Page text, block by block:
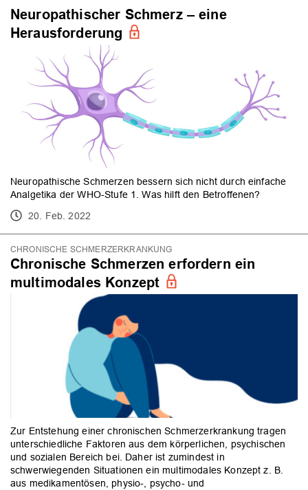
Neuropathischer Schmerz – eine
Herausforderung
Neuropathische Schmerzen bessern sich nicht durch einfache
Analgetika der WHO-Stufe 1. Was hilft den Betroffenen?
20. Feb. 2022
CHRONISCHE SCHMERZERKRANKUNG
Chronische Schmerzen erfordern ein
multimodales Konzept
Zur Entstehung einer chronischen Schmerzerkrankung tragen
unterschiedliche Faktoren aus dem körperlichen, psychischen
und sozialen Bereich bei. Daher ist zumindest in
schwerwiegenden Situationen ein multimodales Konzept z. B.
aus medikamentösen, physio-, psycho- und